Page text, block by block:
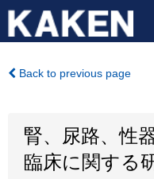
Back to previous page
腎、尿路、性
臨床に関する